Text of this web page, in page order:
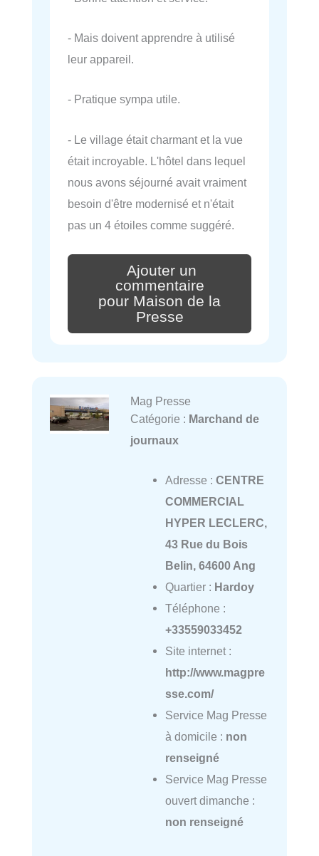
- Mais doivent apprendre à utilisé
leur appareil.
- Pratique sympa utile.
- Le village était charmant et la vue
était incroyable. L'hôtel dans lequel
nous avons séjourné avait vraiment
besoin d'être modernisé et n'était
pas un 4 étoiles comme suggéré.
Ajouter un
commentaire
pour Maison de la
Presse
Mag Presse
Catégorie : Marchand de
journaux
Adresse : CENTRE
COMMERCIAL
HYPER LECLERC,
43 Rue du Bois
Belin, 64600 Ang
Quartier : Hardoy
Téléphone :
+33559033452
Site internet :
http://www.magpre
sse.com/
Service Mag Presse
à domicile : non
renseigné
Service Mag Presse
ouvert dimanche :
non renseigné